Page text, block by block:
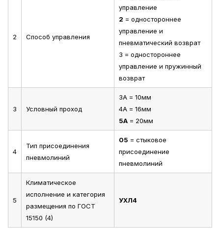
2 Способ управления
управление
2 = одностороннее
управление и
пневматический возврат
3 = одностороннее
управление и пружинный
возврат
3 Условный проход
3А = 10мм
4А = 16мм
5А = 20мм
4
Тип присоединения
пневмолиний
05 = стыковое
присоединение
пневмолиний
5
Климатическое
исполнение и категория
размещения по ГОСТ
15150 (4)
УХЛ4